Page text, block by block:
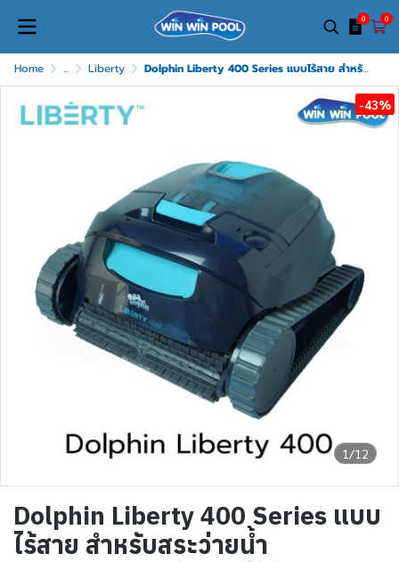
0 0
Home ... Liberty Dolphin Liberty 400 Series แบบไร้สาย สำหรับสระว่ายน้ำ
1/12
-43%
Dolphin Liberty 400 Series แบบ
ไร้สาย สำหรับสระว่ายน้ำ